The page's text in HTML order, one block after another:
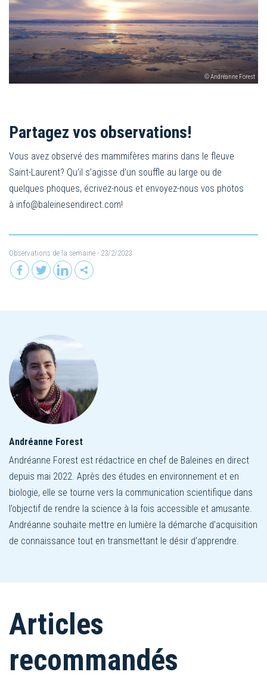
© Andréanne Forest
Partagez vos observations!
Vous avez observé des mammifères marins dans le fleuve
Saint-Laurent? Qu’il s’agisse d’un souffle au large ou de
quelques phoques, écrivez-nous et envoyez-nous vos photos
à info@baleinesendirect.com!
Observations de la semaine - 23/2/2023
Andréanne Forest
Andréanne Forest est rédactrice en chef de Baleines en direct
depuis mai 2022. Après des études en environnement et en
biologie, elle se tourne vers la communication scientifique dans
l’objectif de rendre la science à la fois accessible et amusante.
Andréanne souhaite mettre en lumière la démarche d’acquisition
de connaissance tout en transmettant le désir d’apprendre.
Articles
recommandés